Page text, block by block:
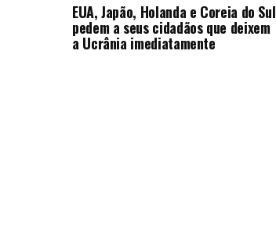
EUA, Japão, Holanda e Coreia do Sul
pedem a seus cidadãos que deixem
a Ucrânia imediatamente